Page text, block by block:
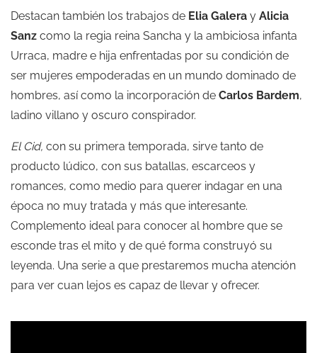
Destacan también los trabajos de Elia Galera y Alicia
Sanz como la regia reina Sancha y la ambiciosa infanta
Urraca, madre e hija enfrentadas por su condición de
ser mujeres empoderadas en un mundo dominado de
hombres, así como la incorporación de Carlos Bardem,
ladino villano y oscuro conspirador.
El Cid, con su primera temporada, sirve tanto de
producto lúdico, con sus batallas, escarceos y
romances, como medio para querer indagar en una
época no muy tratada y más que interesante.
Complemento ideal para conocer al hombre que se
esconde tras el mito y de qué forma construyó su
leyenda. Una serie a que prestaremos mucha atención
para ver cuan lejos es capaz de llevar y ofrecer.